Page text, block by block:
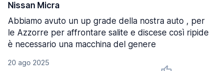
20 ago 2025
Nissan Micra
Abbiamo avuto un up grade della nostra auto , per
le Azzorre per affrontare salite e discese così ripide
è necessario una macchina del genere